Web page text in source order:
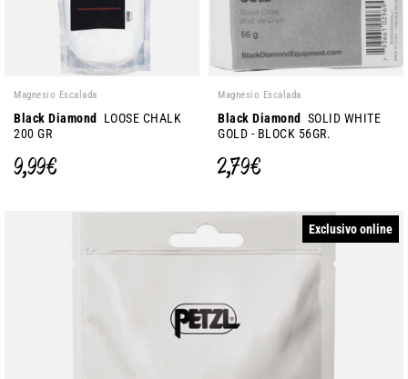
Magnesio Escalada
Black Diamond
LOOSE CHALK
200 GR
9,99 €
Magnesio Escalada
Black Diamond
SOLID WHITE
GOLD - BLOCK 56GR.
2,79 €
Exclusivo online